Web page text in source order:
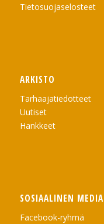
Tietosuojaselosteet
ARKISTO
Tarhaajatiedotteet
Uutiset
Hankkeet
SOSIAALINEN MEDIA
Facebook-ryhmä